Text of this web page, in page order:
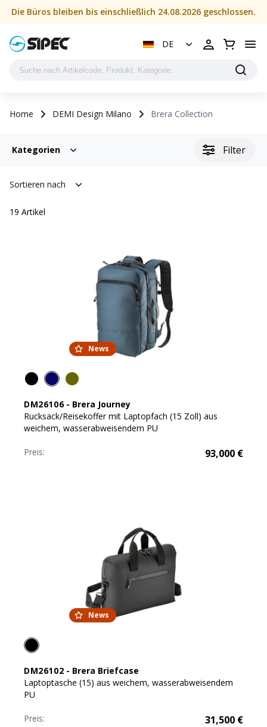
Die Büros bleiben bis einschließlich 24.08.2026 geschlossen.
DE
Home DEMI Design Milano Brera Collection
Kategorien Filter
Sortieren nach
19 Artikel
News
DM26106- Brera Journey
Rucksack/Reisekoffer mit Laptopfach (15 Zoll) aus
weichem, wasserabweisendem PU
Preis: 93,000 €
News
DM26102 - Brera Briefcase
Laptoptasche (15) aus weichem, wasserabweisendem
PU
Preis: 31,500 €